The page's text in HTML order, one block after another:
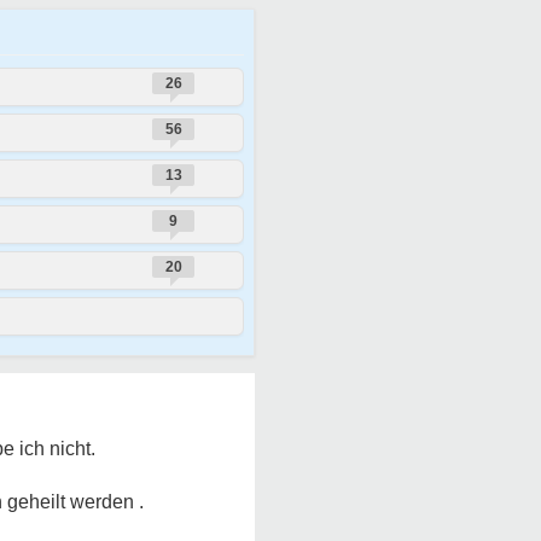
26
56
13
9
20
ich nicht.
geheilt werden .